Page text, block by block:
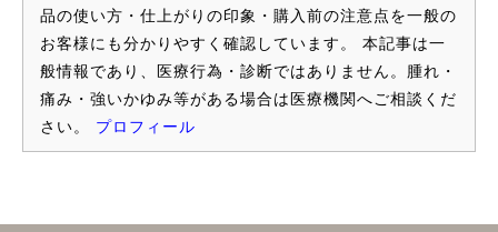
品の使い方・仕上がりの印象・購入前の注意点を一般の
お客様にも分かりやすく確認しています。 本記事は一
般情報であり、医療行為・診断ではありません。腫れ・
痛み・強いかゆみ等がある場合は医療機関へご相談くだ
さい。 プロフィール